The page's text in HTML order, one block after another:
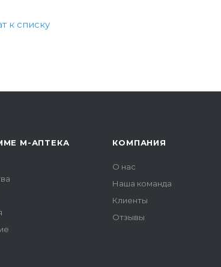
к списку
М-АПТЕКА
КОМПАНИЯ
О нас
Наша команда
Клиенты
Отзывы